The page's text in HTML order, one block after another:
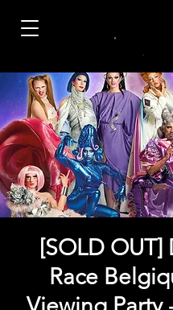
[SOLD OUT]
Race